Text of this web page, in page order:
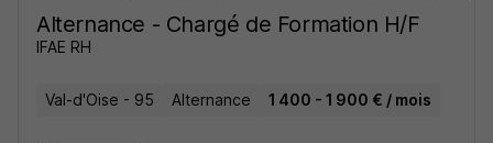
Alternance - Chargé de Formation H/F
IFAE RH
Val-d'Oise - 95 Alternance 1 400 - 1 900 € / mois